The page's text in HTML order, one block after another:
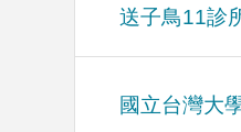
送子鳥11診
國立台灣大